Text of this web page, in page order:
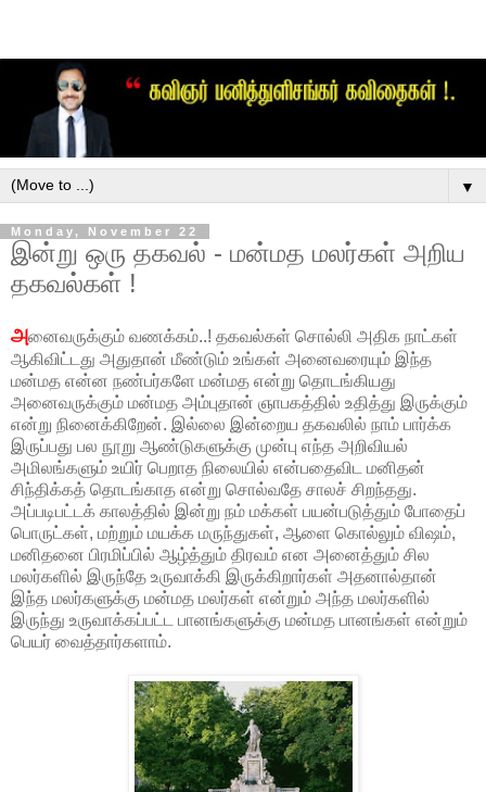
▼
Monday, November 22
இன்று ஒரு தகவல் - மன்மத மலர்கள் அறிய
தகவல்கள் !
அனைவருக்கும் வணக்கம்..! தகவல்கள் சொல்லி அதிக நாட்கள்
ஆகிவிட்டது அதுதான் மீண்டும் உங்கள் அனைவரையும் இந்த
மன்மத என்ன நண்பர்களே மன்மத என்று தொடங்கியது
அனைவருக்கும் மன்மத அம்புதான் ஞாபகத்தில் உதித்து இருக்கும்
என்று நினைக்கிறேன். இல்லை இன்றைய தகவலில் நாம் பார்க்க
இருப்பது பல நூறு ஆண்டுகளுக்கு முன்பு எந்த அறிவியல்
அமிலங்களும் உயிர் பெறாத நிலையில் என்பதைவிட மனிதன்
சிந்திக்கத் தொடங்காத என்று சொல்வதே சாலச் சிறந்தது.
அப்படிபட்டக் காலத்தில் இன்று நம் மக்கள் பயன்படுத்தும் போதைப்
பொருட்கள், மற்றும் மயக்க மருந்துகள், ஆளை கொல்லும் விஷம்,
மனிதனை பிரமிப்பில் ஆழ்த்தும் திரவம் என அனைத்தும் சில
மலர்களில் இருந்தே உருவாக்கி இருக்கிறார்கள் அதனால்தான்
இந்த மலர்களுக்கு மன்மத மலர்கள் என்றும் அந்த மலர்களில்
இருந்து உருவாக்கப்பட்ட பானங்களுக்கு மன்மத பானங்கள் என்றும்
பெயர் வைத்தார்களாம்.